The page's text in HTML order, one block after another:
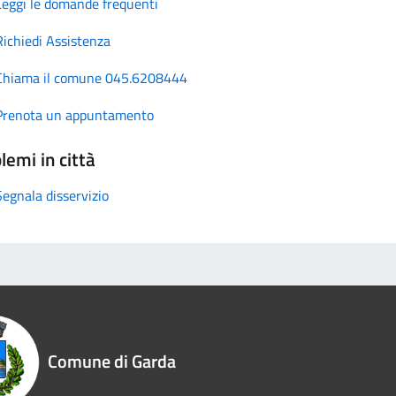
Assistenza
il comune 045.6208444
un appuntamento
in città
disservizio
Comune di Garda